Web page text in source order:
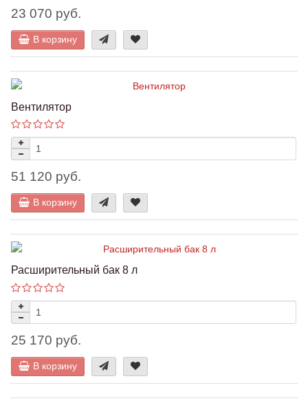
23 070 руб.
В корзину
Вентилятор
51 120 руб.
В корзину
Расширительный бак 8 л
25 170 руб.
В корзину